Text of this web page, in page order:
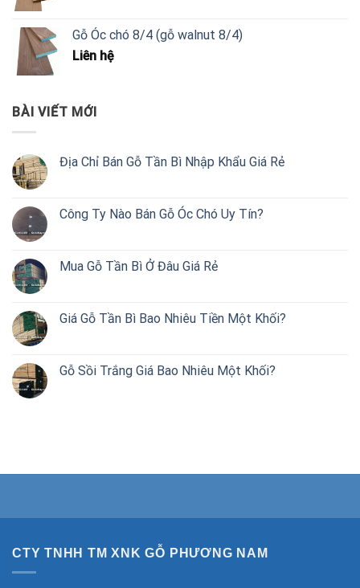
Gỗ Óc chó 8/4 (gỗ walnut 8/4)
Liên hệ
BÀI VIẾT MỚI
Địa Chỉ Bán Gỗ Tần Bì Nhập Khẩu Giá Rẻ
Công Ty Nào Bán Gỗ Óc Chó Uy Tín?
Mua Gỗ Tần Bì Ở Đâu Giá Rẻ
Giá Gỗ Tần Bì Bao Nhiêu Tiền Một Khối?
Gỗ Sồi Trắng Giá Bao Nhiêu Một Khối?
CTY TNHH TM XNK GỖ PHƯƠNG NAM